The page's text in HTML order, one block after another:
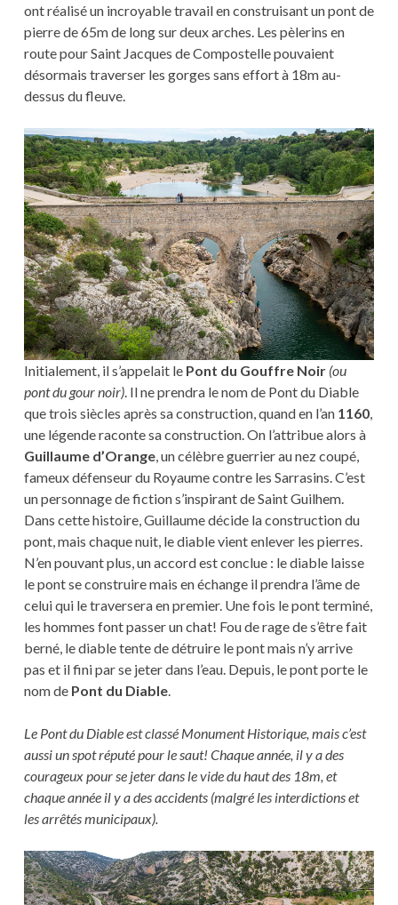
ont réalisé un incroyable travail en construisant un pont de
pierre de 65m de long sur deux arches. Les pèlerins en
route pour Saint Jacques de Compostelle pouvaient
désormais traverser les gorges sans effort à 18m au-
dessus du fleuve.
Initialement, il s’appelait le Pont du Gouffre Noir (ou
pont du gour noir). Il ne prendra le nom de Pont du Diable
que trois siècles après sa construction, quand en l’an 1160,
une légende raconte sa construction. On l’attribue alors à
Guillaume d’Orange, un célèbre guerrier au nez coupé,
fameux défenseur du Royaume contre les Sarrasins. C’est
un personnage de fiction s’inspirant de Saint Guilhem.
Dans cette histoire, Guillaume décide la construction du
pont, mais chaque nuit, le diable vient enlever les pierres.
N’en pouvant plus, un accord est conclue : le diable laisse
le pont se construire mais en échange il prendra l’âme de
celui qui le traversera en premier. Une fois le pont terminé,
les hommes font passer un chat! Fou de rage de s’être fait
berné, le diable tente de détruire le pont mais n’y arrive
pas et il fini par se jeter dans l’eau. Depuis, le pont porte le
nom de Pont du Diable.
Le Pont du Diable est classé Monument Historique, mais c’est
aussi un spot réputé pour le saut! Chaque année, il y a des
courageux pour se jeter dans le vide du haut des 18m, et
chaque année il y a des accidents (malgré les interdictions et
les arrêtés municipaux).